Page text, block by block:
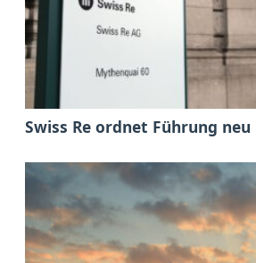
Swiss Re ordnet Führung